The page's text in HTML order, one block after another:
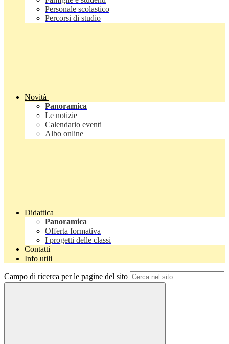
Personale scolastico
Percorsi di studio
Novità
Panoramica
Le notizie
Calendario eventi
Albo online
Didattica
Panoramica
Offerta formativa
I progetti delle classi
Contatti
Info utili
Campo di ricerca per le pagine del sito